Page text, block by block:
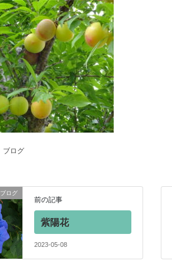
ブログ
ブログ
前の記事
紫陽花
2023-05-08